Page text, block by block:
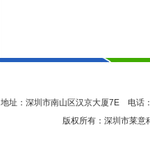
地址：深圳市南山区汉京大厦7E 电
版权所有：深圳市莱